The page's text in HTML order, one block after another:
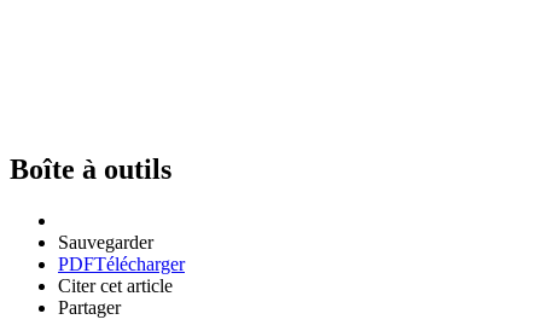
Boîte à outils
Sauvegarder
PDFTélécharger
Citer cet article
Partager